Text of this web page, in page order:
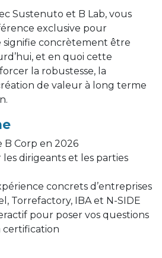
Sustenuto et B Lab, vous
exclusive pour
concrètement être
et en quoi cette
la robustesse, la
de valeur à long terme
B Corp en 2026
dirigeants et les parties
concrets d’entreprises
Torrefactory, IBA et N-SIDE
pour poser vos questions
certification